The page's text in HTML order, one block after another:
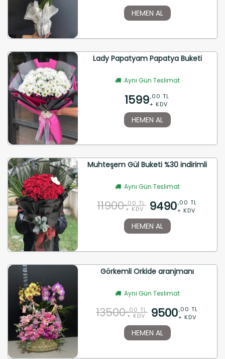
HEMEN AL
Lady Papatyam Papatya Buketi
Aynı Gün Teslimat
1599,00 TL
+ KDV
HEMEN AL
Muhteşem Gül Buketi %30 indirimli
Aynı Gün Teslimat
11900 ,00 TL
+ KDV 9490,00 TL
+ KDV
HEMEN AL
Görkemli Orkide aranjmanı
Aynı Gün Teslimat
13500 ,00 TL
+ KDV 9500,00 TL
+ KDV
HEMEN AL